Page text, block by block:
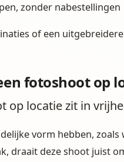
zonder nabestellingen
of een
fotoshoot op
op locatie zit in
vorm hebben,
draait deze shoot juist